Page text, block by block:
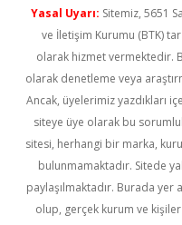
Yasal Uyarı: Sitemiz, 5651
ve İletişim Kurumu (BTK)
olarak hizmet vermektedir.
olarak denetleme veya
Ancak, üyelerimiz yazdıkları
siteye üye olarak bu
sitesi, herhangi bir marka,
bulunmamaktadır. Sitede
paylaşılmaktadır. Burada
olup, gerçek kurum ve kişiler